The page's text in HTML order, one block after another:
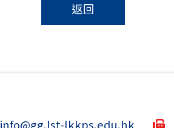
返回
info@gg.lst-lkkps.edu.hk